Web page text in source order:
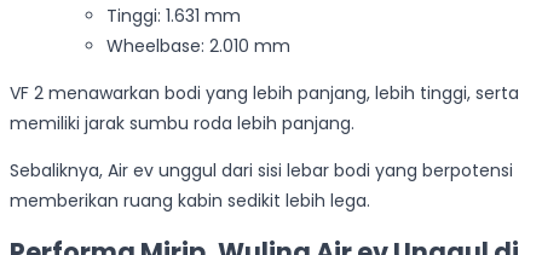
Tinggi: 1.631 mm
Wheelbase: 2.010 mm
VF 2 menawarkan bodi yang lebih panjang, lebih tinggi, serta
memiliki jarak sumbu roda lebih panjang.
Sebaliknya, Air ev unggul dari sisi lebar bodi yang berpotensi
memberikan ruang kabin sedikit lebih lega.